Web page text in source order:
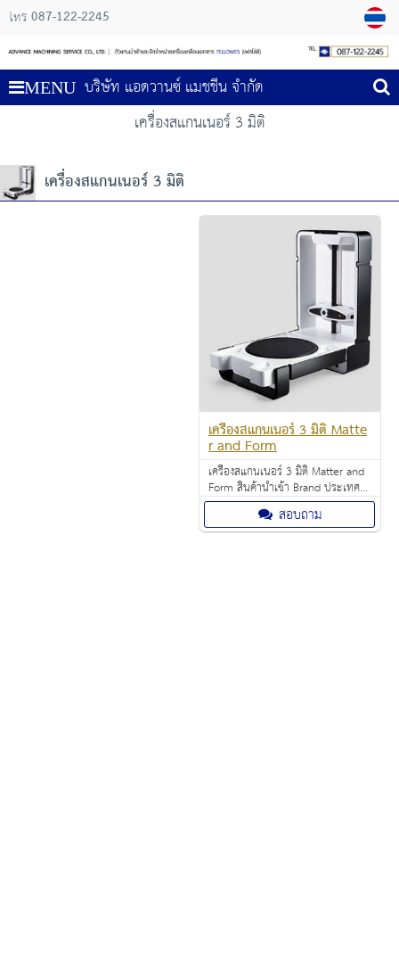
โทร 087-122-2245
MENU บริษัท แอดวานซ์ แมชชีน จำกัด
เครื่องสแกนเนอร์ 3 มิติ
เครื่องสแกนเนอร์ 3 มิติ
เครื่องสแกนเนอร์ 3 มิติ Matte
r and Form
เครื่องสแกนเนอร์ 3 มิติ Matter and
Form สินค้านำเข้า Brand ประเทศ
แคนาดา ราคาพิเศษ 19,500.00 บาท
สอบถาม